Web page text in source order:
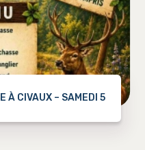
À CIVAUX – SAMEDI 5